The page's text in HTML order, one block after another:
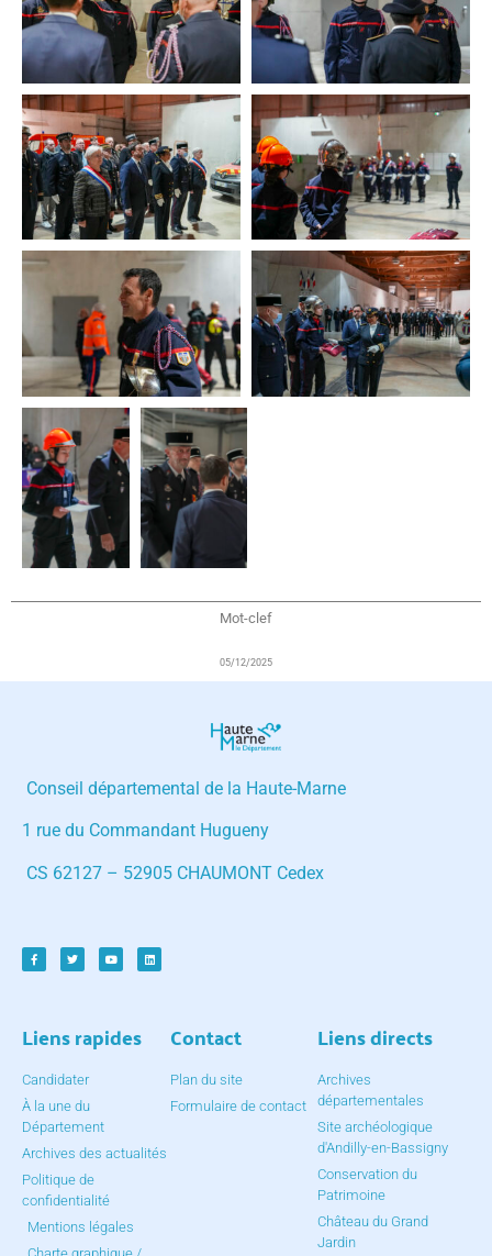
Mot-clef
05/12/2025
Conseil départemental de la Haute-Marne
1 rue du Commandant Hugueny
CS 62127 – 52905 CHAUMONT Cedex
Liens rapides
Candidater
À la une du
Département
Archives des actualités
Politique de
confidentialité
Mentions légales
Contact
Plan du site
Formulaire de contact
Liens directs
Archives
départementales
Site archéologique
d'Andilly-en-Bassigny
Conservation du
Patrimoine
Château du Grand
Jardin